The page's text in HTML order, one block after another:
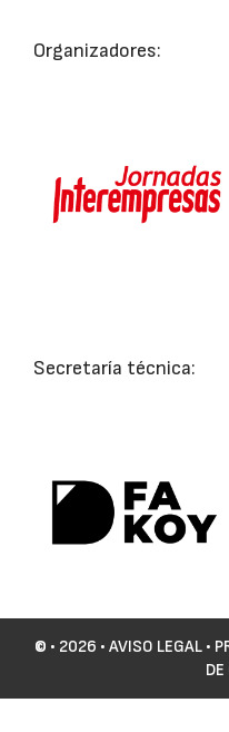
Organizadores:
Secretaría técnica:
© • 2026 • AVISO LEGAL•